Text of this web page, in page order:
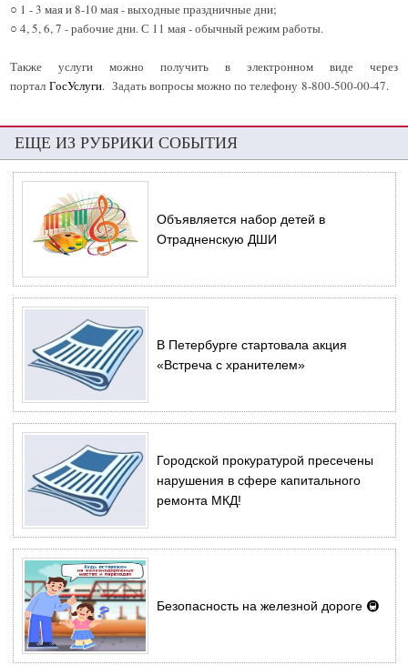
○ 1 - 3 мая и 8-10 мая - выходные праздничные дни;
○ 4, 5, 6, 7 - рабочие дни. С 11 мая - обычный режим работы.
Также услуги можно получить в электронном виде через
портал ГосУслуги. Задать вопросы можно по телефону 8-800-500-00-47.
ЕЩЕ ИЗ РУБРИКИ СОБЫТИЯ
Объявляется набор детей в
Отрадненскую ДШИ
В Петербурге стартовала акция
«Встреча с хранителем»
Городской прокуратурой пресечены
нарушения в сфере капитального
ремонта МКД!
Безопасность на железной дороге 🚇